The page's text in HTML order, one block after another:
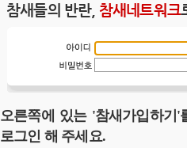
참새들의 반란, 참새네트워크
오른쪽에 있는 '참새가입하기
로그인 해 주세요.